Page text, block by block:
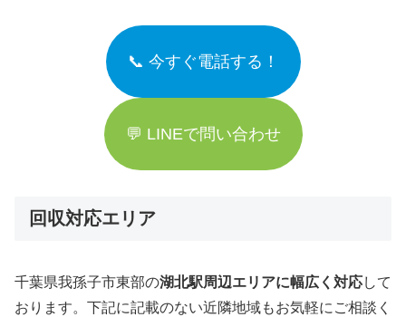
📞 今すぐ電話する！
💬 LINEで問い合わせ
回収対応エリア
千葉県我孫子市東部の湖北駅周辺エリアに幅広く対応して
おります。下記に記載のない近隣地域もお気軽にご相談く